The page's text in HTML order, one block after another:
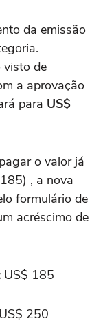
da emissão
visto de
a aprovação
para US$
o valor já
, a nova
formulário de
acréscimo de
US$ 185
US$ 250